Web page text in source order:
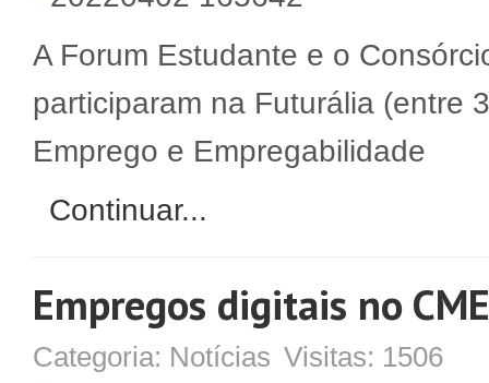
A Forum Estudante e o
participaram na Futurália (entre
Emprego e Empregabilidade
Continuar...
Empregos digitais no CME
Categoria: Notícias Visitas: 1506